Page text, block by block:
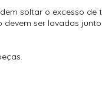
soltar o excesso de
ser lavadas